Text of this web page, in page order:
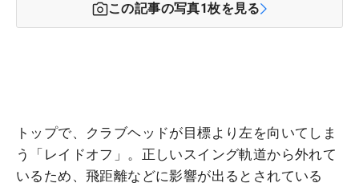
この記事の写真1枚を見る
トップで、クラブヘッドが目標より左を向いてしま
う「レイドオフ」。正しいスイング軌道から外れて
いるため、飛距離などに影響が出るとされている